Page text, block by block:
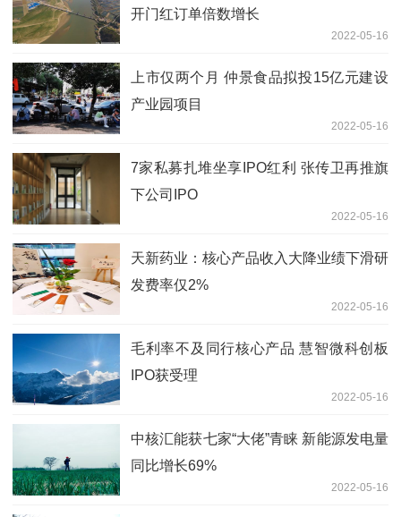
开门红订单倍数增长
2022-05-16
上市仅两个月 仲景食品拟投15亿元建设
产业园项目
2022-05-16
7家私募扎堆坐享IPO红利 张传卫再推旗
下公司IPO
2022-05-16
天新药业：核心产品收入大降业绩下滑研
发费率仅2%
2022-05-16
毛利率不及同行核心产品 慧智微科创板
IPO获受理
2022-05-16
中核汇能获七家“大佬”青睐 新能源发电量
同比增长69%
2022-05-16